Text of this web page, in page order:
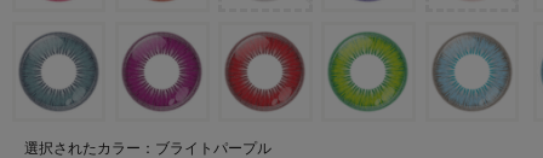
選択されたカラー：ブライトパープル